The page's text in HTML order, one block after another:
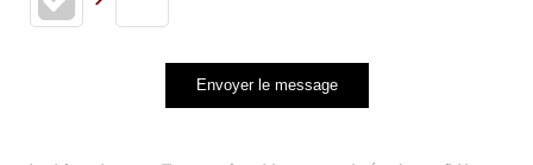
Envoyer le message